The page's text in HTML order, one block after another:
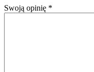
Swoją opinię *